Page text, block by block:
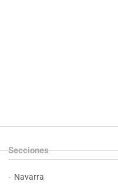
Secciones
Navarra